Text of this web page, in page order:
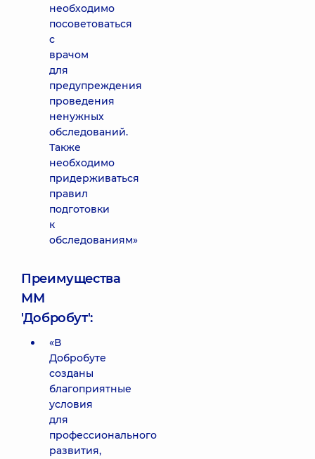
необходимо
посоветоваться
с
врачом
для
предупреждения
проведения
ненужных
обследований.
Также
необходимо
придерживаться
правил
подготовки
к
обследованиям»
Преимущества
ММ
'Добробут':
«В
Добробуте
созданы
благоприятные
условия
для
профессионального
развития,